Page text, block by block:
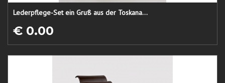
Lederpflege-Set ein Gruß aus der Toskana...
€ 0.00